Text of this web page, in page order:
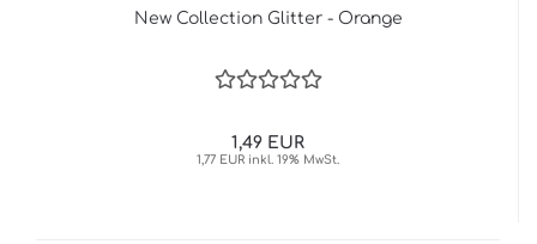
New Collection Glitter - Orange
1,49 EUR
1,77 EUR inkl. 19% MwSt.